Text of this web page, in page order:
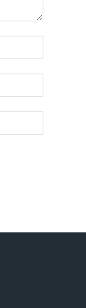
web: